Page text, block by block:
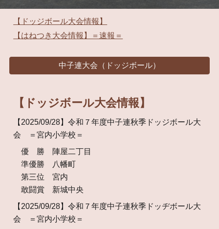
【ドッジボール大会情報】
【はねつき大会情報】＝速報＝
中子連大会（ドッジボール）
【ドッジボール大会情報】
【2025/09/28】令和７年度中子連秋季ドッ ジボール大
会 ＝宮内小学校＝
優 勝 陣屋二丁目
準優勝 八幡町
第三位 宮内
敢闘賞 新城中央
【2025/09/28】令和７年度中子連秋季ドッヂボール大
会 ＝宮内小学校＝